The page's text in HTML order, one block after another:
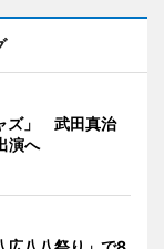
ズ」 武田真治
演へ